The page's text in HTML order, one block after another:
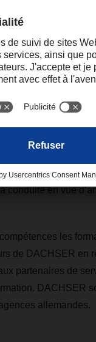
et
GmbH. «
verte, mais il
».
du climat,
la recherche et
s'ajoute une
flotte moderne
véhicules sans
conduite en vue
les
de DACHSER en
partenaires de
DACHSER
allemandes.